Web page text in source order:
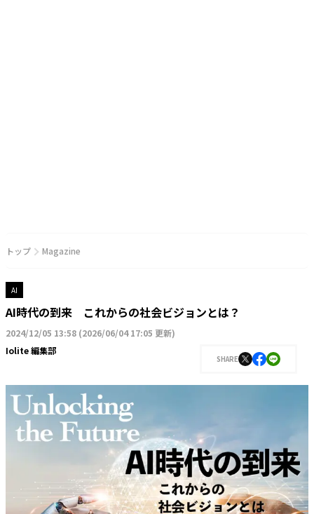
トップ Magazine
AI
AI時代の到来 これからの社会ビジョンとは？
2024/12/05 13:58 (2026/06/04 17:05 更新)
Iolite 編集部
SHARE